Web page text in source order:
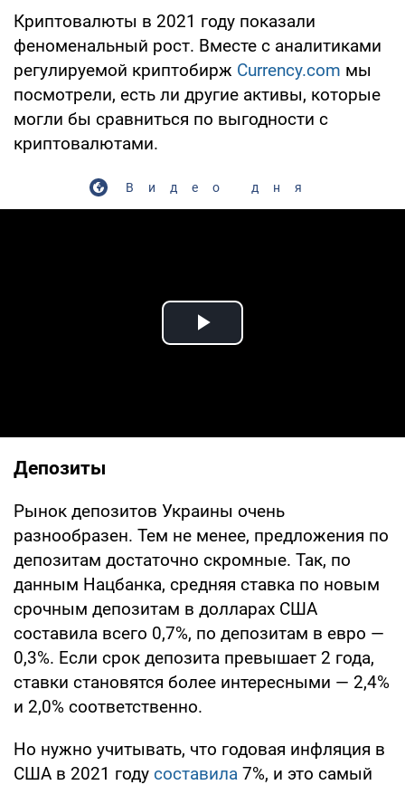
Криптовалюты в 2021 году показали
феноменальный рост. Вместе с аналитиками
регулируемой криптобирж Currency.com мы
посмотрели, есть ли другие активы, которые
могли бы сравниться по выгодности с
криптовалютами.
Видео дня
Play Video
Депозиты
Рынок депозитов Украины очень
разнообразен. Тем не менее, предложения по
депозитам достаточно скромные. Так, по
данным Нацбанка, средняя ставка по новым
срочным депозитам в долларах США
составила всего 0,7%, по депозитам в евро —
0,3%. Если срок депозита превышает 2 года,
ставки становятся более интересными — 2,4%
и 2,0% соответственно.
Но нужно учитывать, что годовая инфляция в
США в 2021 году составила 7%, и это самый